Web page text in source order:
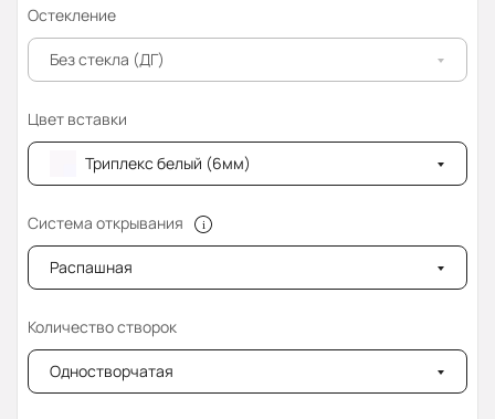
Остекление
Без стекла (ДГ)
Цвет вставки
Триплекс белый (6мм)
Система открывания
Распашная
Количество створок
Одностворчатая